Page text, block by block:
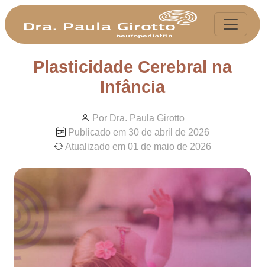
Plasticidade Cerebral na
Infância
Por Dra. Paula Girotto
Publicado em 30 de abril de 2026
Atualizado em 01 de maio de 2026